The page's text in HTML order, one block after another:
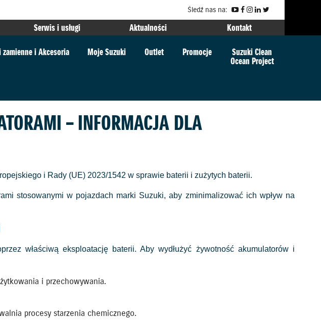
Śledź nas na:
Serwis i usługi Aktualności Kontakt
zamienne i Akcesoria Moje Suzuki Outlet Promocje Suzuki Clean
Ocean Project
– INFORMACJA DLA
i Rady (UE) 2023/1542 w sprawie baterii i zużytych baterii.
stosowanymi w pojazdach marki Suzuki, aby zminimalizować ich wpływ na
właściwą eksploatację baterii. Aby wydłużyć żywotność akumulatorów i
i przechowywania.
procesy starzenia chemicznego.